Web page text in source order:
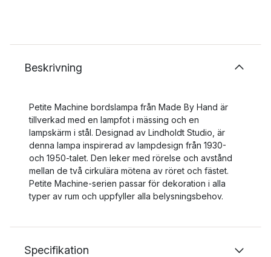
Beskrivning
Petite Machine bordslampa från Made By Hand är
tillverkad med en lampfot i mässing och en
lampskärm i stål. Designad av Lindholdt Studio, är
denna lampa inspirerad av lampdesign från 1930-
och 1950-talet. Den leker med rörelse och avstånd
mellan de två cirkulära mötena av röret och fästet.
Petite Machine-serien passar för dekoration i alla
typer av rum och uppfyller alla belysningsbehov.
Specifikation